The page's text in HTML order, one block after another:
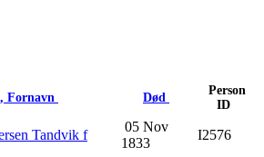
Fornavn Død
Person
ID
Tandvik f
05 Nov
1833
I2576